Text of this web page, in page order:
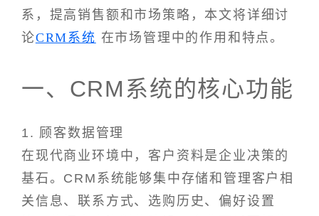
系，提高销售额和市场策略，本文将详细讨
论CRM系统 在市场管理中的作用和特点。
一、CRM系统的核心功能
1. 顾客数据管理
在现代商业环境中，客户资料是企业决策的
基石。CRM系统能够集中存储和管理客户相
关信息、联系方式、选购历史、偏好设置